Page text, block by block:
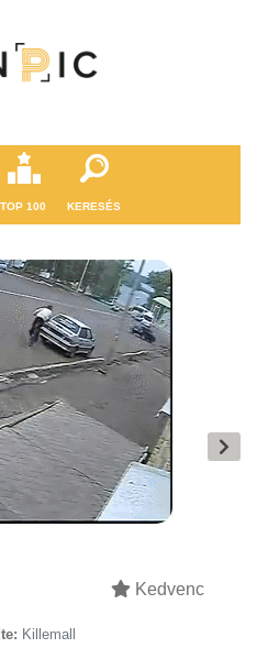
TOP 100 KERESÉS
Kedvenc
Killemall